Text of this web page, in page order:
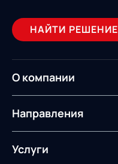
НАЙТИ РЕШЕНИЕ
О компании
О компании
ИТ-аккредитация
Направления
Управление цепями
поставок
Услуги